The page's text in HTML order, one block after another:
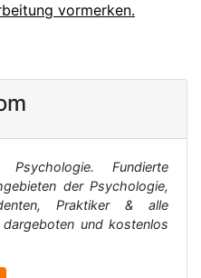
vormerken.
Fundierte
der Psychologie,
Praktiker & alle
und kostenlos